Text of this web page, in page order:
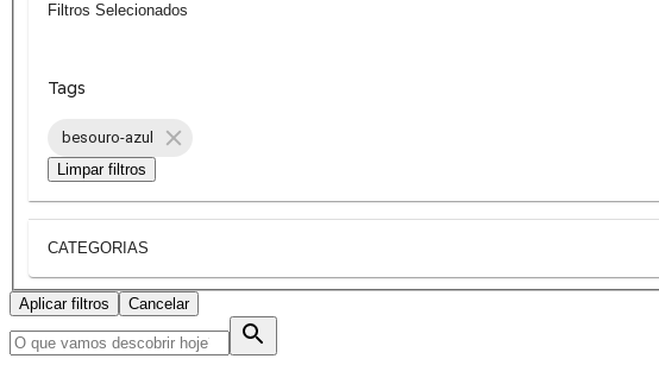
Filtros Selecionados
Tags
besouro-azul
Limpar filtros
CATEGORIAS
Aplicar filtros Cancelar